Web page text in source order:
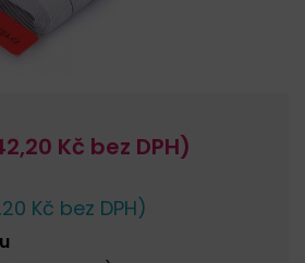
Kč bez DPH)
Kč bez DPH)